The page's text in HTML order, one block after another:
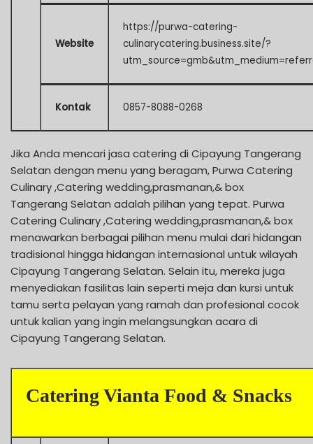
Website
https://purwa-catering-
culinarycatering.business.site/?
Kontak 0857-8088-0268
Jika Anda mencari jasa catering di Cipayung Tangerang
Selatan dengan menu yang beragam, Purwa Catering
Culinary ,Catering wedding,prasmanan,& box
Tangerang Selatan adalah pilihan yang tepat. Purwa
Catering Culinary ,Catering wedding,prasmanan,& box
menawarkan berbagai pilihan menu mulai dari hidangan
tradisional hingga hidangan internasional untuk wilayah
Cipayung Tangerang Selatan. Selain itu, mereka juga
menyediakan fasilitas lain seperti meja dan kursi untuk
tamu serta pelayan yang ramah dan profesional cocok
untuk kalian yang ingin melangsungkan acara di
Cipayung Tangerang Selatan.
Catering Vianta Food & Snacks